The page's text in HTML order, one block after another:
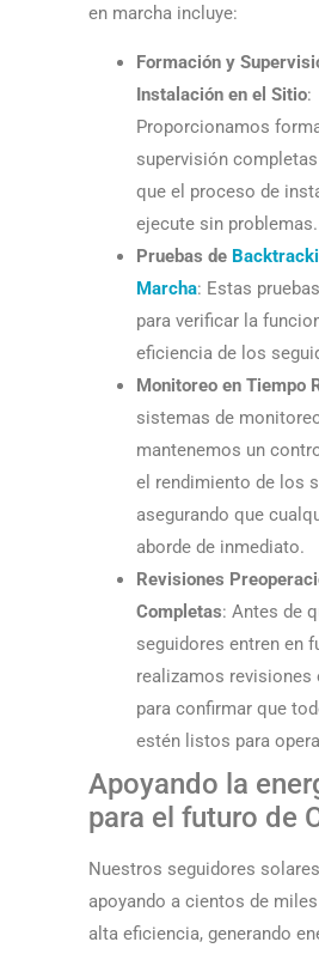
en marcha incluye:
Formación y
Instalación en el Sitio:
Proporcionamos
supervisión
que el proceso de
ejecute sin problemas.
Pruebas de
Marcha: Estas
para verificar la
eficiencia de los
Monitoreo en Tiempo
sistemas de
mantenemos un
el rendimiento de los
asegurando que
aborde de inmediato.
Revisiones
Completas: Antes de
seguidores entren en
realizamos revisiones
para confirmar que
estén listos para
Apoyando la
para el futuro de
Nuestros seguidores
apoyando a cientos de
alta eficiencia, generando